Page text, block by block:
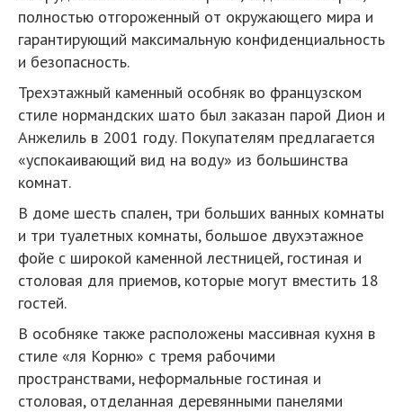
полностью отгороженный от окружающего мира и
гарантирующий максимальную конфиденциальность
и безопасность.
Трехэтажный каменный особняк во французском
стиле нормандских шато был заказан парой Дион и
Анжелиль в 2001 году. Покупателям предлагается
«успокаивающий вид на воду» из большинства
комнат.
В доме шесть спален, три больших ванных комнаты
и три туалетных комнаты, большое двухэтажное
фойе с широкой каменной лестницей, гостиная и
столовая для приемов, которые могут вместить 18
гостей.
В особняке также расположены массивная кухня в
стиле «ля Корню» с тремя рабочими
пространствами, неформальные гостиная и
столовая, отделанная деревянными панелями